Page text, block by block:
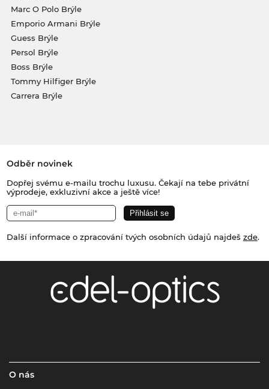
Marc O Polo Brýle
Emporio Armani Brýle
Guess Brýle
Persol Brýle
Boss Brýle
Tommy Hilfiger Brýle
Carrera Brýle
Odběr novinek
Dopřej svému e-mailu trochu luxusu. Čekají na tebe privátní
výprodeje, exkluzivní akce a ještě více!
Další informace o zpracování tvých osobních údajů najdeš zde.
O nás